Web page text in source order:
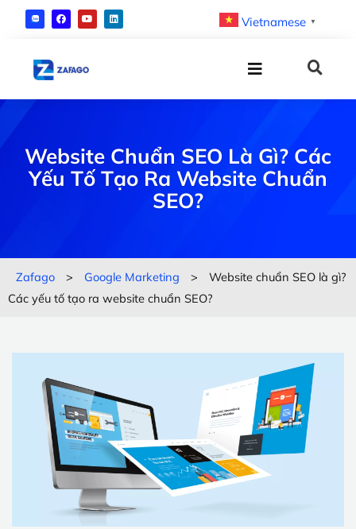
Vietnamese ▼
Website Chuẩn SEO Là Gì? Các
Yếu Tố Tạo Ra Website Chuẩn
SEO?
Zafago > Google Marketing >
Website chuẩn SEO là gì?
Các yếu tố tạo ra website chuẩn SEO?